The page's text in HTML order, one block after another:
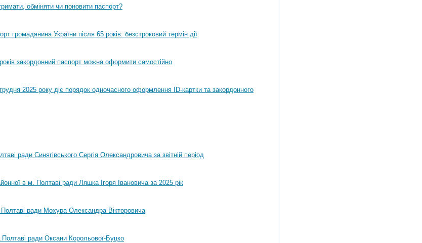
обміняти чи поновити паспорт?
громадянина України після 65 років: безстроковий термін дії
закордонний паспорт можна оформити самостійно
2025 року діє порядок одночасного оформлення ID-картки та закордонного
ради Синягівського Сергія Олександровича за звітній період
в м. Полтаві ради Ляшка Ігоря Івановича за 2025 рік
Полтаві ради Мохура Олександра Вікторовича
ради Оксани Корольової-Буцко